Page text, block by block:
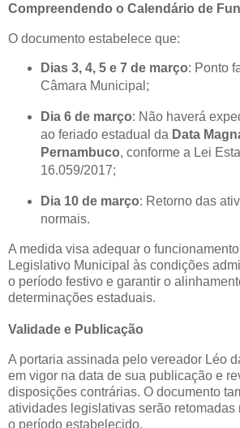
Compreendendo o Calendário de
O documento estabelece que:
Dias 3, 4, 5 e 7 de março: Ponto
Câmara Municipal;
Dia 6 de março: Não haverá
ao feriado estadual da Data
Pernambuco, conforme a Lei
16.059/2017;
Dia 10 de março: Retorno das
normais.
A medida visa adequar o
Legislativo Municipal às condições
o período festivo e garantir o
determinações estaduais.
Validade e Publicação
A portaria assinada pelo vereador Léo
em vigor na data de sua publicação e
disposições contrárias. O documento
atividades legislativas serão retomadas
o período estabelecido.